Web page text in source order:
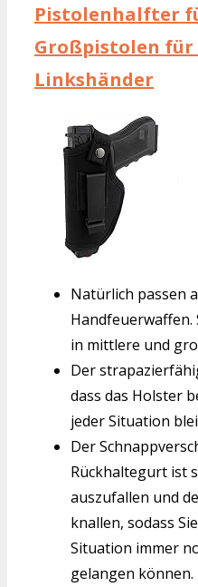
Pistolenhalfter
Großpistolen für
Linkshänder
Natürlich passen
Handfeuerwaffen.
in mittlere und
Der
dass das Holster
jeder Situation
Der
Rückhaltegurt ist
auszufallen und
knallen, sodass
Situation immer
gelangen können.